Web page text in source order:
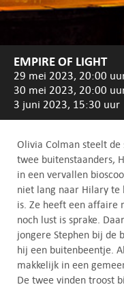
EMPIRE OF LIGHT
29 mei 2023, 20:00
30 mei 2023, 20:00
3 juni 2023, 15:30 uur
Olivia Colman steelt
twee buitenstaanders,
in een vervallen
niet lang naar Hilary te
is. Ze heeft een affaire
noch lust is sprake.
jongere Stephen bij de
hij een buitenbeentje.
makkelijk in een
De twee vinden troost